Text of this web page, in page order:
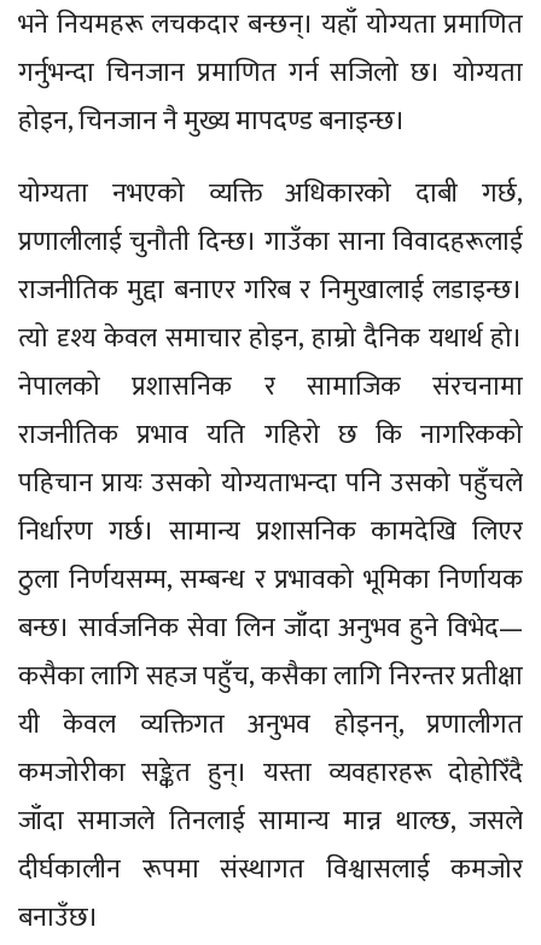
भने नियमहरू लचकदार बन्छन्। यहाँ योग्यता प्रमाणित
गर्नुभन्दा चिनजान प्रमाणित गर्न सजिलो छ। योग्यता
होइन, चिनजान नै मुख्य मापदण्ड बनाइन्छ।
योग्यता नभएको व्यक्ति अधिकारको दाबी गर्छ,
प्रणालीलाई चुनौती दिन्छ। गाउँका साना विवादहरूलाई
राजनीतिक मुद्दा बनाएर गरिब र निमुखालाई लडाइन्छ।
त्यो दृश्य केवल समाचार होइन, हाम्रो दैनिक यथार्थ हो।
नेपालको प्रशासनिक र सामाजिक संरचनामा
राजनीतिक प्रभाव यति गहिरो छ कि नागरिकको
पहिचान प्रायः उसको योग्यताभन्दा पनि उसको पहुँचले
निर्धारण गर्छ। सामान्य प्रशासनिक कामदेखि लिएर
ठुला निर्णयसम्म, सम्बन्ध र प्रभावको भूमिका निर्णायक
बन्छ। सार्वजनिक सेवा लिन जाँदा अनुभव हुने विभेद—
कसैका लागि सहज पहुँच, कसैका लागि निरन्तर प्रतीक्षा
यी केवल व्यक्तिगत अनुभव होइनन्, प्रणालीगत
कमजोरीका सङ्केत हुन्। यस्ता व्यवहारहरू दोहोरिँदै
जाँदा समाजले तिनलाई सामान्य मान्न थाल्छ, जसले
दीर्घकालीन रूपमा संस्थागत विश्वासलाई कमजोर
बनाउँछ।